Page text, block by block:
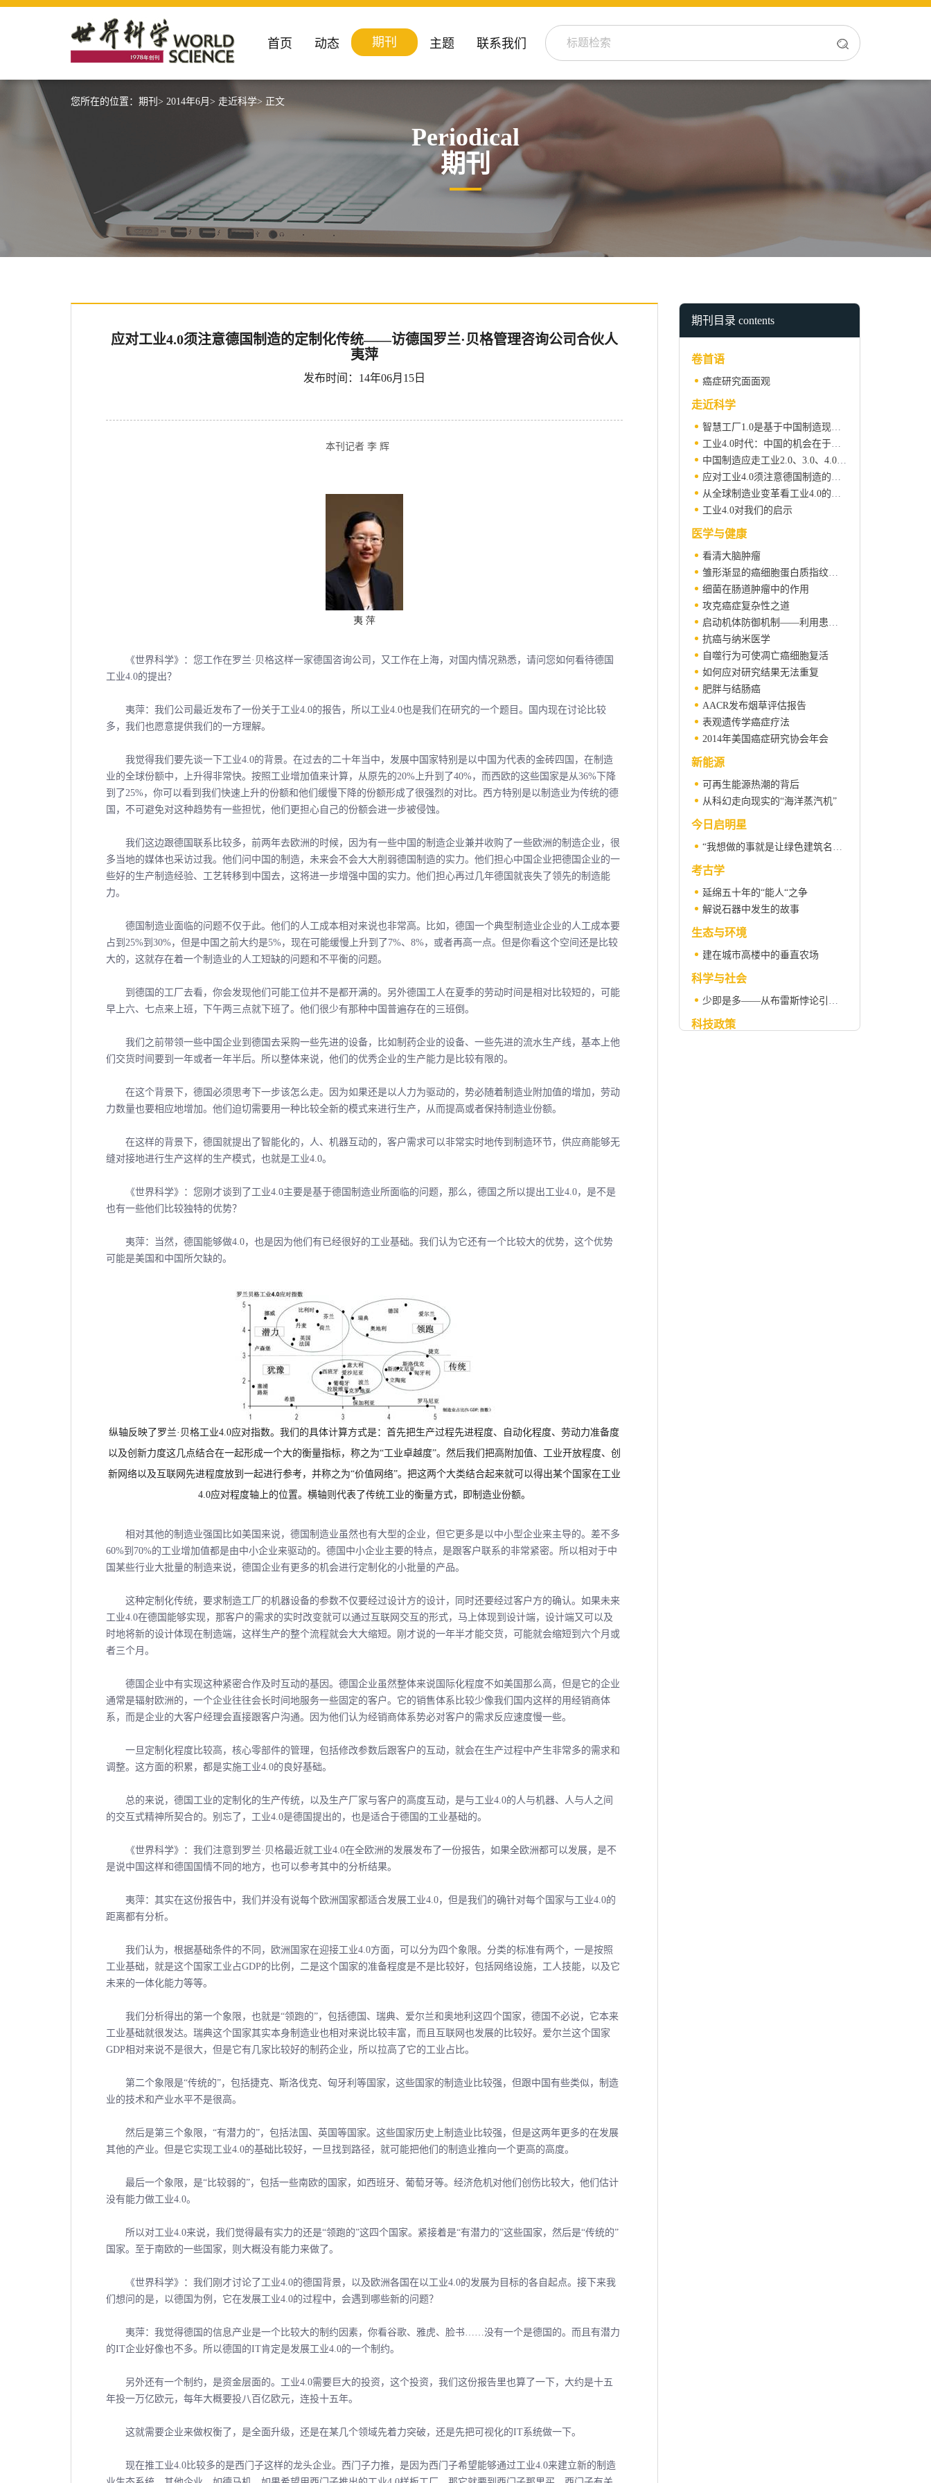
首页 动态 期刊 主题 联系我们
您所在的位置： 期刊> 2014年6月> 走近科学> 正文
Periodical
期刊
应对工业4.0须注意德国制造的定制化传统——访德国罗兰·贝格管理咨询公司合伙人
夷萍
发布时间：14年06月15日
本刊记者 李 辉
夷 萍
《世界科学》：您工作在罗兰·贝格这样一家德国咨询公司，又工作在上海，对国内情况熟悉，请问您如何看待德国
工业4.0的提出？
夷萍：我们公司最近发布了一份关于工业4.0的报告，所以工业4.0也是我们在研究的一个题目。国内现在讨论比较
多，我们也愿意提供我们的一方理解。
我觉得我们要先谈一下工业4.0的背景。在过去的二十年当中，发展中国家特别是以中国为代表的金砖四国，在制造
业的全球份额中，上升得非常快。按照工业增加值来计算，从原先的20%上升到了40%，而西欧的这些国家是从36%下降
到了25%，你可以看到我们快速上升的份额和他们缓慢下降的份额形成了很强烈的对比。西方特别是以制造业为传统的德
国，不可避免对这种趋势有一些担忧，他们更担心自己的份额会进一步被侵蚀。
我们这边跟德国联系比较多，前两年去欧洲的时候，因为有一些中国的制造企业兼并收购了一些欧洲的制造企业，很
多当地的媒体也采访过我。他们问中国的制造，未来会不会大大削弱德国制造的实力。他们担心中国企业把德国企业的一
些好的生产制造经验、工艺转移到中国去，这将进一步增强中国的实力。他们担心再过几年德国就丧失了领先的制造能
力。
德国制造业面临的问题不仅于此。他们的人工成本相对来说也非常高。比如，德国一个典型制造业企业的人工成本要
占到25%到30%，但是中国之前大约是5%，现在可能缓慢上升到了7%、8%，或者再高一点。但是你看这个空间还是比较
大的，这就存在着一个制造业的人工短缺的问题和不平衡的问题。
到德国的工厂去看，你会发现他们可能工位并不是都开满的。另外德国工人在夏季的劳动时间是相对比较短的，可能
早上六、七点来上班，下午两三点就下班了。他们很少有那种中国普遍存在的三班倒。
我们之前带领一些中国企业到德国去采购一些先进的设备，比如制药企业的设备、一些先进的流水生产线，基本上他
们交货时间要到一年或者一年半后。所以整体来说，他们的优秀企业的生产能力是比较有限的。
在这个背景下，德国必须思考下一步该怎么走。因为如果还是以人力为驱动的，势必随着制造业附加值的增加，劳动
力数量也要相应地增加。他们迫切需要用一种比较全新的模式来进行生产，从而提高或者保持制造业份额。
在这样的背景下，德国就提出了智能化的，人、机器互动的，客户需求可以非常实时地传到制造环节，供应商能够无
缝对接地进行生产这样的生产模式，也就是工业4.0。
《世界科学》：您刚才谈到了工业4.0主要是基于德国制造业所面临的问题，那么，德国之所以提出工业4.0，是不是
也有一些他们比较独特的优势？
夷萍：当然，德国能够做4.0，也是因为他们有已经很好的工业基础。我们认为它还有一个比较大的优势，这个优势
可能是美国和中国所欠缺的。
纵轴反映了罗兰·贝格工业4.0应对指数。我们的具体计算方式是：首先把生产过程先进程度、自动化程度、劳动力准备度
以及创新力度这几点结合在一起形成一个大的衡量指标，称之为“工业卓越度”。然后我们把高附加值、工业开放程度、创
新网络以及互联网先进程度放到一起进行参考，并称之为“价值网络”。把这两个大类结合起来就可以得出某个国家在工业
4.0应对程度轴上的位置。横轴则代表了传统工业的衡量方式，即制造业份额。
相对其他的制造业强国比如美国来说，德国制造业虽然也有大型的企业，但它更多是以中小型企业来主导的。差不多
60%到70%的工业增加值都是由中小企业来驱动的。德国中小企业主要的特点，是跟客户联系的非常紧密。所以相对于中
国某些行业大批量的制造来说，德国企业有更多的机会进行定制化的小批量的产品。
这种定制化传统，要求制造工厂的机器设备的参数不仅要经过设计方的设计，同时还要经过客户方的确认。如果未来
工业4.0在德国能够实现，那客户的需求的实时改变就可以通过互联网交互的形式，马上体现到设计端，设计端又可以及
时地将新的设计体现在制造端，这样生产的整个流程就会大大缩短。刚才说的一年半才能交货，可能就会缩短到六个月或
者三个月。
德国企业中有实现这种紧密合作及时互动的基因。德国企业虽然整体来说国际化程度不如美国那么高，但是它的企业
通常是辐射欧洲的，一个企业往往会长时间地服务一些固定的客户。它的销售体系比较少像我们国内这样的用经销商体
系，而是企业的大客户经理会直接跟客户沟通。因为他们认为经销商体系势必对客户的需求反应速度慢一些。
一旦定制化程度比较高，核心零部件的管理，包括修改参数后跟客户的互动，就会在生产过程中产生非常多的需求和
调整。这方面的积累，都是实施工业4.0的良好基础。
总的来说，德国工业的定制化的生产传统，以及生产厂家与客户的高度互动，是与工业4.0的人与机器、人与人之间
的交互式精神所契合的。别忘了，工业4.0是德国提出的，也是适合于德国的工业基础的。
《世界科学》：我们注意到罗兰·贝格最近就工业4.0在全欧洲的发展发布了一份报告，如果全欧洲都可以发展，是不
是说中国这样和德国国情不同的地方，也可以参考其中的分析结果。
夷萍：其实在这份报告中，我们并没有说每个欧洲国家都适合发展工业4.0，但是我们的确针对每个国家与工业4.0的
距离都有分析。
我们认为，根据基础条件的不同，欧洲国家在迎接工业4.0方面，可以分为四个象限。分类的标准有两个，一是按照
工业基础，就是这个国家工业占GDP的比例，二是这个国家的准备程度是不是比较好，包括网络设施，工人技能，以及它
未来的一体化能力等等。
我们分析得出的第一个象限，也就是“领跑的”，包括德国、瑞典、爱尔兰和奥地利这四个国家，德国不必说，它本来
工业基础就很发达。瑞典这个国家其实本身制造业也相对来说比较丰富，而且互联网也发展的比较好。爱尔兰这个国家
GDP相对来说不是很大，但是它有几家比较好的制药企业，所以拉高了它的工业占比。
第二个象限是“传统的”，包括捷克、斯洛伐克、匈牙利等国家，这些国家的制造业比较强，但跟中国有些类似，制造
业的技术和产业水平不是很高。
然后是第三个象限，“有潜力的”，包括法国、英国等国家。这些国家历史上制造业比较强，但是这两年更多的在发展
其他的产业。但是它实现工业4.0的基础比较好，一旦找到路径，就可能把他们的制造业推向一个更高的高度。
最后一个象限，是“比较弱的”，包括一些南欧的国家，如西班牙、葡萄牙等。经济危机对他们创伤比较大，他们估计
没有能力做工业4.0。
所以对工业4.0来说，我们觉得最有实力的还是“领跑的”这四个国家。紧接着是“有潜力的”这些国家，然后是“传统的”
国家。至于南欧的一些国家，则大概没有能力来做了。
《世界科学》：我们刚才讨论了工业4.0的德国背景，以及欧洲各国在以工业4.0的发展为目标的各自起点。接下来我
们想问的是，以德国为例，它在发展工业4.0的过程中，会遇到哪些新的问题？
夷萍：我觉得德国的信息产业是一个比较大的制约因素，你看谷歌、雅虎、脸书……没有一个是德国的。而且有潜力
的IT企业好像也不多。所以德国的IT肯定是发展工业4.0的一个制约。
另外还有一个制约，是资金层面的。工业4.0需要巨大的投资，这个投资，我们这份报告里也算了一下，大约是十五
年投一万亿欧元，每年大概要投八百亿欧元，连投十五年。
这就需要企业来做权衡了，是全面升级，还是在某几个领域先着力突破，还是先把可视化的IT系统做一下。
现在推工业4.0比较多的是西门子这样的龙头企业。西门子力推，是因为西门子希望能够通过工业4.0来建立新的制造
期刊目录 contents
卷首语
癌症研究面面观
走近科学
智慧工厂1.0是基于中国制造现实提出的转型理念
工业4.0时代：中国的机会在于数据和数据分析
中国制造应走工业2.0、3.0、4.0并行发展的道路
应对工业4.0须注意德国制造的定制化传统——访德国罗兰·贝格管理咨询公司合伙人夷萍
从全球制造业变革看工业4.0的提出
工业4.0对我们的启示
医学与健康
看清大脑肿瘤
雏形渐显的癌细胞蛋白质指纹图谱
细菌在肠道肿瘤中的作用
攻克癌症复杂性之道
启动机体防御机制——利用患者自身免疫系统来对抗癌症
抗癌与纳米医学
自噬行为可使凋亡癌细胞复活
如何应对研究结果无法重复
肥胖与结肠癌
AACR发布烟草评估报告
表观遗传学癌症疗法
2014年美国癌症研究协会年会
新能源
可再生能源热潮的背后
从科幻走向现实的“海洋蒸汽机”
今日启明星
“我想做的事就是让绿色建筑名副其实”——访中国建筑科学研究院上海分院李魁山博士
考古学
延绵五十年的“能人“之争
解说石器中发生的故事
生态与环境
建在城市高楼中的垂直农场
科学与社会
少即是多——从布雷斯悖论引出的话题
科技政策